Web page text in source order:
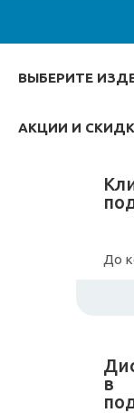
ВЫБЕРИТЕ
АКЦИИ И
До
в